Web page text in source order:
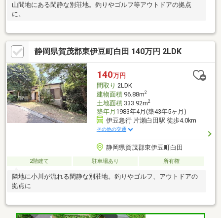
山間地にある閑静な別荘地。釣りやゴルフ等アウトドアの拠点
に。
静岡県賀茂郡東伊豆町白田 140万円 2LDK
140万円
間取り 2LDK
建物面積96.88m2
土地面積333.92m2
築年月 1983年4月(築43年5ヶ月)
伊豆急行 片瀬白田駅 徒歩4.0km
その他の交通
静岡県賀茂郡東伊豆町白田
2階建て 駐車場あり 所有権
隣地に小川が流れる閑静な別荘地。釣りやゴルフ、アウトドアの
拠点に